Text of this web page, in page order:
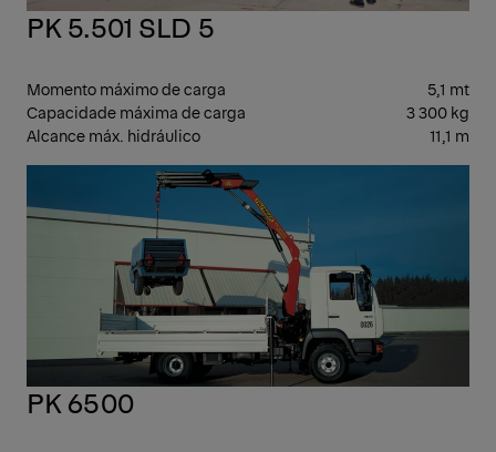
PK 5.501 SLD 5
Momento máximo de carga
5,1 mt
Capacidade máxima de carga
3 300 kg
Alcance máx. hidráulico
11,1 m
PK 6500